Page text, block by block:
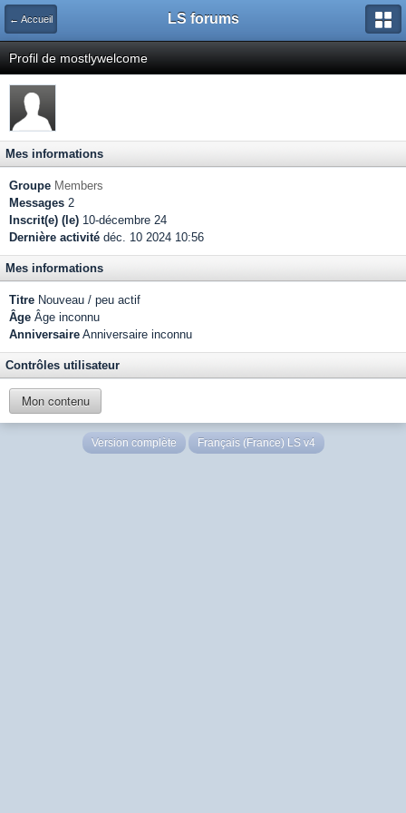
← Accueil LS forums
Profil de mostlywelcome
Mes informations
Groupe Members
Messages 2
Inscrit(e) (le) 10-décembre 24
Dernière activité déc. 10 2024 10:56
Mes informations
Titre Nouveau / peu actif
Âge Âge inconnu
Anniversaire Anniversaire inconnu
Contrôles utilisateur
Mon contenu
Version complète Français (France) LS v4